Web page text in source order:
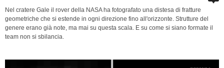
Nel cratere Gale il rover della NASA ha fotografato una distesa di fratture
geometriche che si estende in ogni direzione fino all'orizzonte. Strutture del
genere erano già note, ma mai su questa scala. E su come si siano formate il
team non si sbilancia.